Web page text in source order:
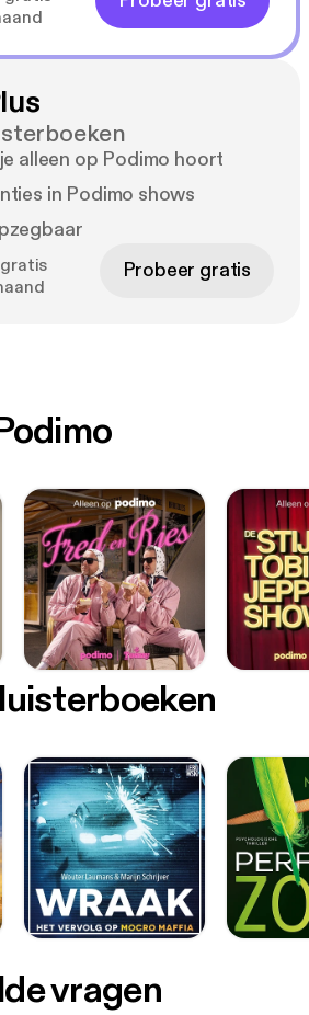
alleen op Podimo hoort
in Podimo shows
Probeer gratis
vragen